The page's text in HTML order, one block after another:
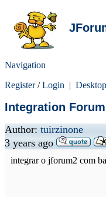
Navigation
Register/Login |
Integration Forum
Author: tuirzinone
3 years ago
integrar o jforum2 com